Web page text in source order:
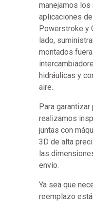
manejamos
aplicaciones
Powerstroke y
lado,
montados
hidráulicas y
aire.
Para
realizamos
juntas con
3D de alta
las
envío.
Ya sea que
reemplazo